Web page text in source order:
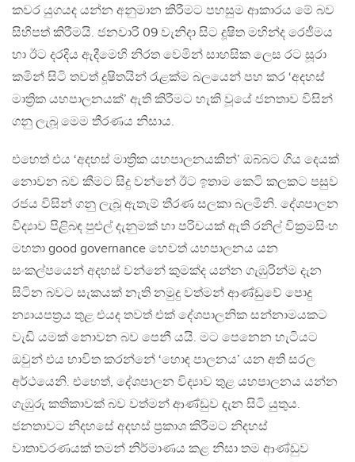
කවර යුගයද යන්න අනුමාන කිරීමට පහසුම ආකාරය මේ බව
සිහිපත් කිරීමයි. ජනවාරි 09 වැනිදා සිට දූෂිත මහින්ද රෙජීමය
හා ඊට දරදිය ඇදීමෙහි නිරත වෙමින් සාහසික ලෙස රට සූරා
කමින් සිටි තවත් දූෂිතයින් රැළක්ම බලයෙන් පහ කර ‘අදහස්
මාත්‍රික යහපාලනයක්’ ඇති කිරීමට හැකි වූයේ ජනතාව විසින්
ගනු ලැබූ මෙම තීරණය නිසාය.
එහෙත් එය ‘අදහස් මාත්‍රික යහපාලනයකින්’ ඔබ්බට ගිය දෙයක්
නොවන බව කීමට සිදු වන්නේ ඊට ඉතාම කෙටි කලකට පසුව
රජය විසින් ගනු ලැබූ ඇතැම් තීරණ සලකා බලමිනි. දේශපාලන
විද්‍යාව පිළිබඳ පුළුල් දැනුමක් හා පරිචයක් ඇති රනිල් වික්‍රමසිංහ
මහතා good governance හෙවත් යහපාලනය යන
සංකල්පයෙන් අදහස් වන්නේ කුමක්ද යන්න ගැඹුරින්ම දැන
සිටින බවට සැකයක් නැති නමුදු වත්මන් ආණ්ඩුවේ පොදු
න්‍යායපත්‍රය තුළ එයද තවත් එක් දේශපාලනික සන්නාමයකට
වැඩි යමක් නොවන බව පෙනී යයි. මට පෙනෙන හැටියට
ඔවුන් එය භාවිත කරන්නේ ‘හොඳ පාලනය’ යන අති සරල
අර්ථයෙනි. එහෙත්, දේශපාලන විද්‍යාව තුළ යහපාලනය යන්න
ගැඹුරු කතිකාවක් බව වත්මන් ආණ්ඩුව දැන සිටි යුතුය.
ජනතාවට නිදහසේ අදහස් ප්‍රකාශ කිරීමට නිදහස්
වාතාවරණයක් තමන් නිර්මාණය කළ නිසා තම ආණ්ඩුව